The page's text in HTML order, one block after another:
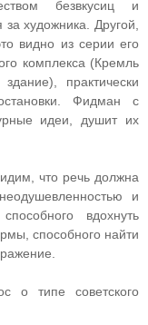
безвкусиц и
художника. Другой,
видно из серии его
комплекса (Кремль
практически
Фидман с
идеи, душит их
что речь должна
и
вдохнуть
способного найти
о типе советского